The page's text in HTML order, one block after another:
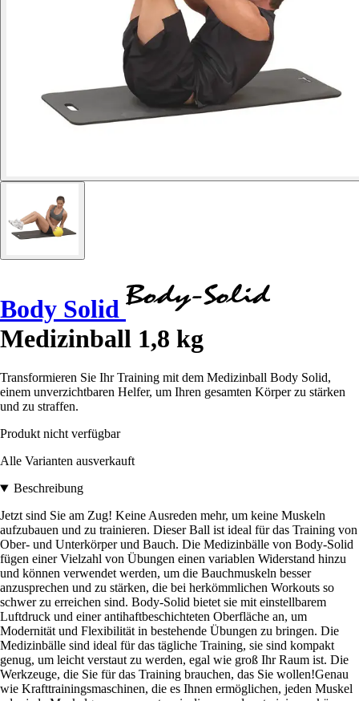
Body Solid
Medizinball 1,8 kg
Transformieren Sie Ihr Training mit dem Medizinball Body Solid,
einem unverzichtbaren Helfer, um Ihren gesamten Körper zu stärken
und zu straffen.
Produkt nicht verfügbar
Alle Varianten ausverkauft
Beschreibung
Jetzt sind Sie am Zug! Keine Ausreden mehr, um keine Muskeln
aufzubauen und zu trainieren. Dieser Ball ist ideal für das Training von
Ober- und Unterkörper und Bauch. Die Medizinbälle von Body-Solid
fügen einer Vielzahl von Übungen einen variablen Widerstand hinzu
und können verwendet werden, um die Bauchmuskeln besser
anzusprechen und zu stärken, die bei herkömmlichen Workouts so
schwer zu erreichen sind. Body-Solid bietet sie mit einstellbarem
Luftdruck und einer antihaftbeschichteten Oberfläche an, um
Modernität und Flexibilität in bestehende Übungen zu bringen. Die
Medizinbälle sind ideal für das tägliche Training, sie sind kompakt
genug, um leicht verstaut zu werden, egal wie groß Ihr Raum ist. Die
Werkzeuge, die Sie für das Training brauchen, das Sie wollen!Genau
wie Krafttrainingsmaschinen, die es Ihnen ermöglichen, jeden Muskel